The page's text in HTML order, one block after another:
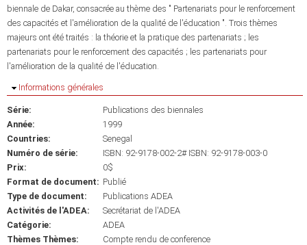
biennale de Dakar, consacrée au thème des " Partenariats pour le renforcement
des capacités et l'amélioration de la qualité de l'éducation ". Trois thèmes
majeurs ont été traités : la théorie et la pratique des partenariats ; les
partenariats pour le renforcement des capacités ; les partenariats pour
l'amélioration de la qualité de l'éducation.
Masquer
Informations générales
Série:
Publications des biennales
Année:
1999
Countries:
Senegal
Numéro de série:
ISBN: 92-9178-002-2# ISBN: 92-9178-003-0
Prix:
0$
Format de document: Publié
Type de document:
Publications ADEA
Activités de l'ADEA:
Secrétariat de l'ADEA
Catégorie:
ADEA
Thèmes Thèmes:
Compte rendu de conference